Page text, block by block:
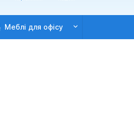
Меблі для офісу